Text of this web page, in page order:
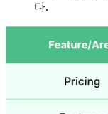
다.